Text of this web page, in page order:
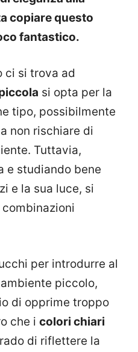
copiare questo
fantastico.
ci si trova ad
si opta per la
tipo, possibilmente
non rischiare di
Tuttavia,
e studiando bene
e la sua luce, si
per introdurre al
piccolo,
di opprime troppo
che i colori chiari
di riflettere la